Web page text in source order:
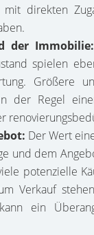
direkten
der Immobilie:
spielen
Größere
der Regel
Der Wert
und dem
potenzielle
Verkauf
ein